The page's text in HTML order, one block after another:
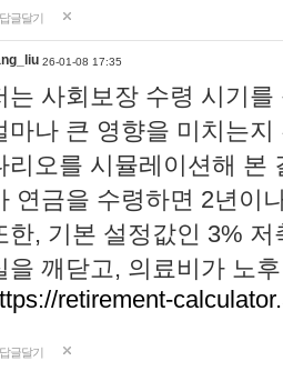
답글달기
26-01-08 17:35
는 사회보장 수령 시기
마나 큰 영향을 미치는
리오를 시뮬레이션해 본
연금을 수령하면 2년이
한, 기본 설정값인 3%
을 깨닫고, 의료비가 노
retirement-
답글달기